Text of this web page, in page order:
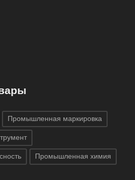
Промышленная маркировка
Промышленная химия